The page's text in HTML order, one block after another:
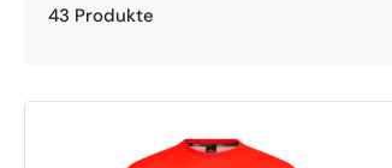
43 Produkte